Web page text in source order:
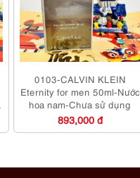
0103-CALVIN KLEIN
Eternity for men 50ml-Nước
hoa nam-Chưa sử dụng
893,000 đ